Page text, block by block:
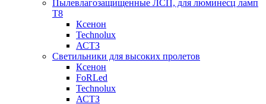
Пылевлагозащищенные ЛСП, для люминесц ламп
Т8
Ксенон
Technolux
АСТЗ
Светильники для высоких пролетов
Ксенон
FoRLed
Technolux
АСТЗ